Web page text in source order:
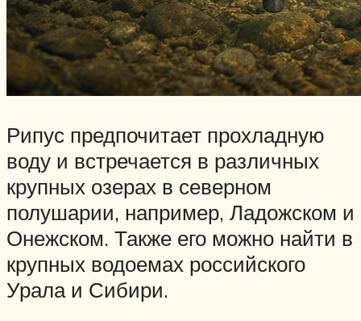
Рипус предпочитает прохладную
воду и встречается в различных
крупных озерах в северном
полушарии, например, Ладожском и
Онежском. Также его можно найти в
крупных водоемах российского
Урала и Сибири.